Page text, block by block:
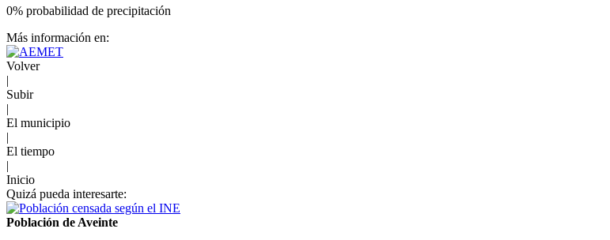
0% probabilidad de precipitación
Más información en:
Volver
|
Subir
|
El municipio
|
El tiempo
|
Inicio
Quizá pueda interesarte:
Población de Aveinte